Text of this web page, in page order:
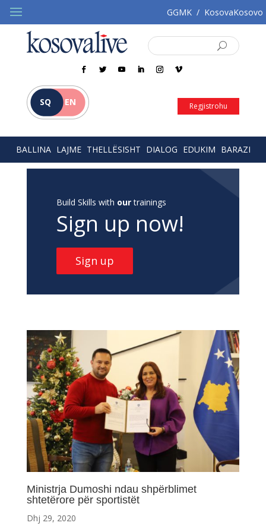
GGMK / KosovaKosovo
SQ EN Regjistrohu
BALLINA LAJME THELLËSISHT DIALOG EDUKIM BARAZI
Build Skills with ourtrainings
Sign up now!
Sign up
Ministrja Dumoshi ndau shpërblimet
shtetërore për sportistët
Dhj 29, 2020